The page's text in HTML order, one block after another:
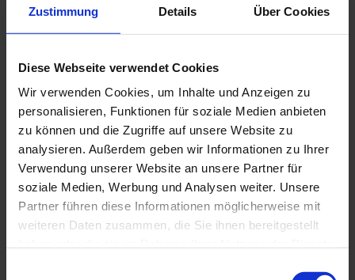
Zustimmung Details Über Cookies
Diese Webseite verwendet Cookies
Wir verwenden Cookies, um Inhalte und Anzeigen zu
personalisieren, Funktionen für soziale Medien anbieten
zu können und die Zugriffe auf unsere Website zu
analysieren. Außerdem geben wir Informationen zu Ihrer
Verwendung unserer Website an unsere Partner für
soziale Medien, Werbung und Analysen weiter. Unsere
Partner führen diese Informationen möglicherweise mit
weiteren Daten zusammen, die Sie ihnen bereitgestellt
Bewertungsportale
Mitgliederinformationen
verbindliches Preisrecht auch für juristische
Personen
Weitere berufsrechtliche Themen
Wege in die Niederlassung
Praxisgründung / Praxisabgabe
Weiterbildung
Übersicht
Ausbildung zur/zum ZFA